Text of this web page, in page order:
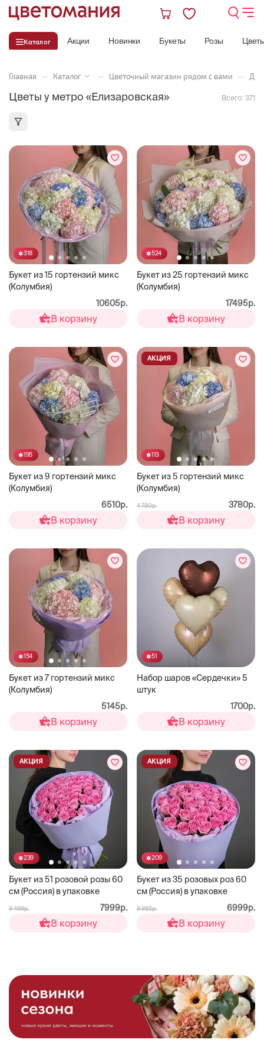
Каталог Акции Новинки Букеты Розы
Главная — Каталог — Цветочный магазин рядом с вами —
Цветы у метро «Елизаровская» Всего: 371
318
Букет из 15 гортензий микс
(Колумбия)
10605р.
В корзину
524
Букет из 25 гортензий микс
(Колумбия)
17495р.
В корзину
195
Букет из 9 гортензий микс
(Колумбия)
6510р.
В корзину
113
Букет из 5 гортензий микс
(Колумбия)
АКЦИЯ
4 780р. 3780р.
В корзину
154
Букет из 7 гортензий микс
(Колумбия)
5145р.
В корзину
51
Набор шаров «Сердечки» 5
штук
1700р.
В корзину
239
Букет из 51 розовой розы 60
см (Россия) в упаковке
АКЦИЯ
9 499р. 7999р.
В корзину
209
Букет из 35 розовых роз 60
см (Россия) в упаковке
АКЦИЯ
9 985р. 6999р.
В корзину